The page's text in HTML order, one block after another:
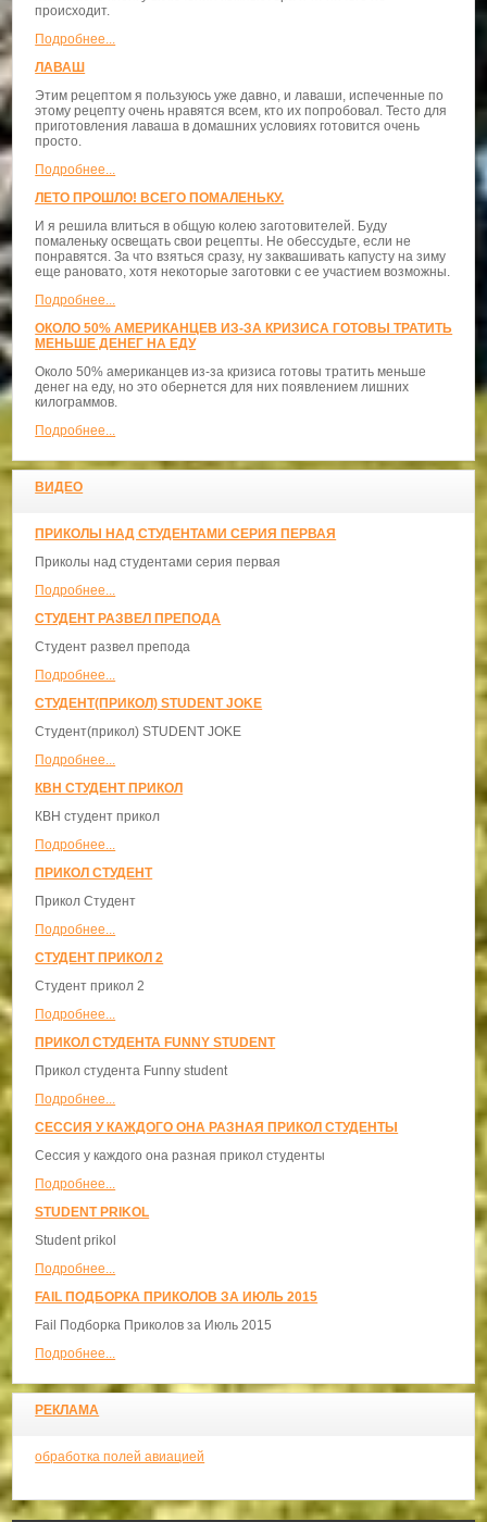
происходит.
Подробнее...
ЛАВАШ
Этим рецептом я пользуюсь уже давно, и лаваши, испеченные по
этому рецепту очень нравятся всем, кто их попробовал. Тесто для
приготовления лаваша в домашних условиях готовится очень
просто.
Подробнее...
ЛЕТО ПРОШЛО! ВСЕГО ПОМАЛЕНЬКУ.
И я решила влиться в общую колею заготовителей. Буду
помаленьку освещать свои рецепты. Не обессудьте, если не
понравятся. За что взяться сразу, ну заквашивать капусту на зиму
еще рановато, хотя некоторые заготовки с ее участием возможны.
Подробнее...
ОКОЛО 50% АМЕРИКАНЦЕВ ИЗ-ЗА КРИЗИСА ГОТОВЫ ТРАТИТЬ
МЕНЬШЕ ДЕНЕГ НА ЕДУ
Около 50% американцев из-за кризиса готовы тратить меньше
денег на еду, но это обернется для них появлением лишних
килограммов.
Подробнее...
ВИДЕО
ПРИКОЛЫ НАД СТУДЕНТАМИ СЕРИЯ ПЕРВАЯ
Приколы над студентами серия первая
Подробнее...
СТУДЕНТ РАЗВЕЛ ПРЕПОДА
Студент развел препода
Подробнее...
СТУДЕНТ(ПРИКОЛ) STUDENT JOKE
Студент(прикол) STUDENT JOKE
Подробнее...
КВН СТУДЕНТ ПРИКОЛ
КВН студент прикол
Подробнее...
ПРИКОЛ СТУДЕНТ
Прикол Студент
Подробнее...
СТУДЕНТ ПРИКОЛ 2
Студент прикол 2
Подробнее...
ПРИКОЛ СТУДЕНТА FUNNY STUDENT
Прикол студента Funny student
Подробнее...
СЕССИЯ У КАЖДОГО ОНА РАЗНАЯ ПРИКОЛ СТУДЕНТЫ
Сессия у каждого она разная прикол студенты
Подробнее...
STUDENT PRIKOL
Student prikol
Подробнее...
FAIL ПОДБОРКА ПРИКОЛОВ ЗА ИЮЛЬ 2015
Fail Подборка Приколов за Июль 2015
Подробнее...
РЕКЛАМА
обработка полей авиацией